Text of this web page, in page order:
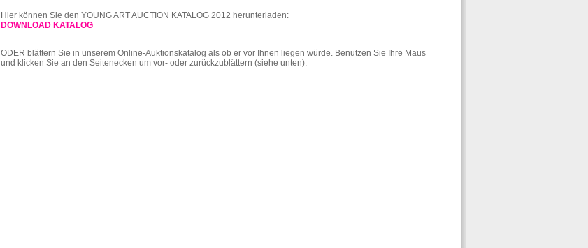
Hier können Sie den YOUNG ART AUCTION KATALOG 2012 herunterladen:
DOWNLOAD KATALOG
ODER blättern Sie in unserem Online-Auktionskatalog als ob er vor Ihnen liegen würde. Benutzen Sie Ihre Maus
und klicken Sie an den Seitenecken um vor- oder zurückzublättern (siehe unten).